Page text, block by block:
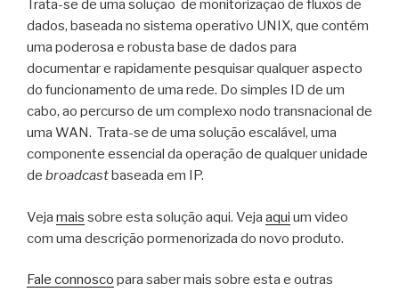
Trata-se de uma solução de monitorização de fluxos de
dados, baseada no sistema operativo UNIX, que contém
uma poderosa e robusta base de dados para
documentar e rapidamente pesquisar qualquer aspecto
do funcionamento de uma rede. Do simples ID de um
cabo, ao percurso de um complexo nodo transnacional de
uma WAN. Trata-se de uma solução escalável, uma
componente essencial da operação de qualquer unidade
de broadcastbaseada em IP.
Veja mais sobre esta solução aqui. Veja aqui um video
com uma descrição pormenorizada do novo produto.
Fale connosco para saber mais sobre esta e outras